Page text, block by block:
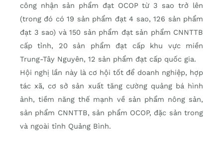
công nhận sản phẩm đạt OCOP từ 3 sao trở lên
(trong đó có 19 sản phẩm đạt 4 sao, 126 sản phẩm
đạt 3 sao) và 150 sản phẩm đạt sản phẩm CNNTTB
cấp tỉnh, 20 sản phẩm đạt cấp khu vực miền
Trung-Tây Nguyên, 12 sản phẩm đạt cấp quốc gia.
Hội nghị lần này là cơ hội tốt để doanh nghiệp, hợp
tác xã, cơ sở sản xuất tăng cường quảng bá hình
ảnh, tiềm năng thế mạnh về sản phẩm nông sản,
sản phẩm CNNTTB, sản phẩm OCOP, đặc sản trong
và ngoài tỉnh Quảng Bình.